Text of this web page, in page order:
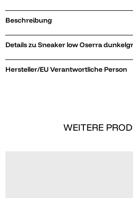
Beschreibung
Details zu Sneaker low Oserra
Hersteller/EU Verantwortliche Person
WEITERE